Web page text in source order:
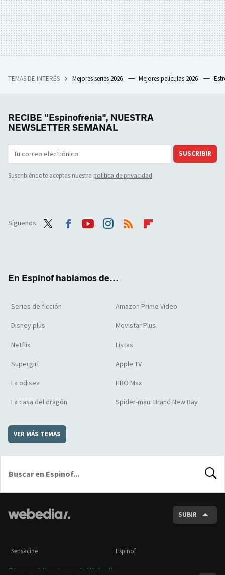
TEMAS DE INTERÉS Mejores series 2026 Mejores películas 2026
RECIBE "Espinofrenia", NUESTRA
NEWSLETTER SEMANAL
SUSCRIBIR
Suscribiéndote aceptas nuestra política de privacidad
Síguenos
En Espinof hablamos de...
Series de ficción Amazon Prime Video
Disney plus Movistar Plus
Netflix Listas
Supergirl Apple TV
La odisea HBO Max
La casa del dragón Spider-man: Brand New Day
VER MÁS TEMAS
SUBIR
Sensacine Espinof
Otras publicaciones de Webedia